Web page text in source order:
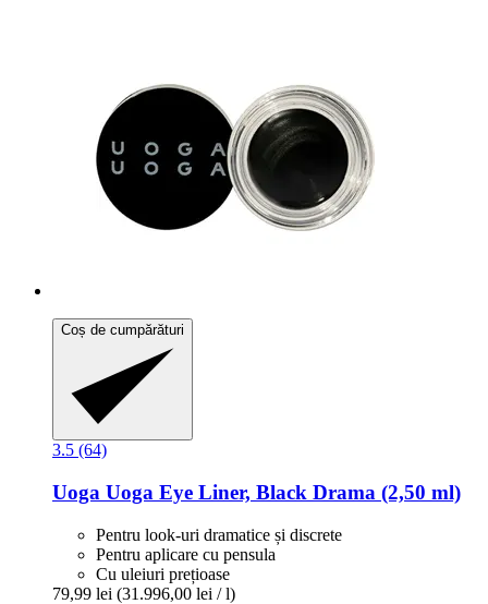
Coș de cumpărături
3.5 (64)
Uoga Uoga Eye Liner, Black Drama (2,50 ml)
Pentru look-uri dramatice și discrete
Pentru aplicare cu pensula
Cu uleiuri prețioase
79,99 lei (31.996,00 lei / l)